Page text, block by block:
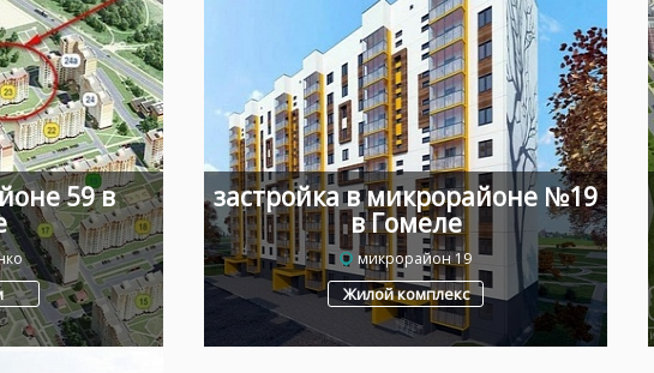
59 в застройка в микрорайоне №19
в Гомеле
микрорайон 19
Жилой комплекс